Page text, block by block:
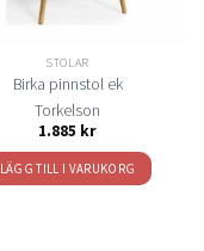
STOLAR
Birka pinnstol ek
Torkelson
1.885 kr
LÄGG TILL I VARUKORG